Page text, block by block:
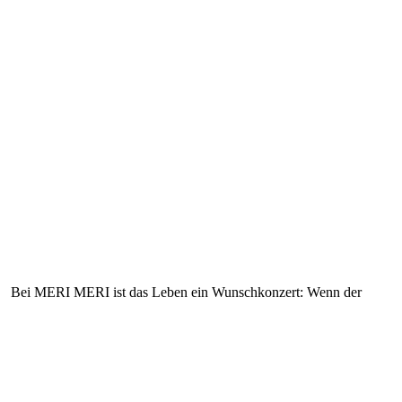
Bei MERI MERI ist das Leben ein Wunschkonzert: Wenn der